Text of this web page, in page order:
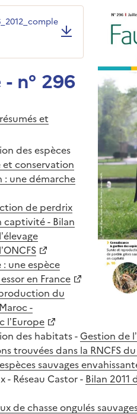
n° 296
et
des espèces
conservation
: une démarche
de perdrix
captivité - Bilan
: une espèce
en France
du
-
l’Europe
des habitats -Gestion de
trouvées dans la RNCFS
sauvages
- Réseau Castor - Bilan 2011
de chasse ongulés